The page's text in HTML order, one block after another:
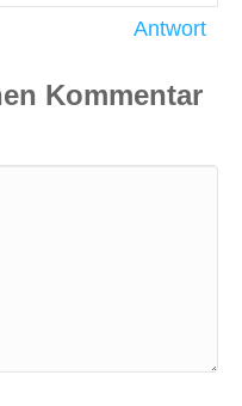
Antwort
Kommentar